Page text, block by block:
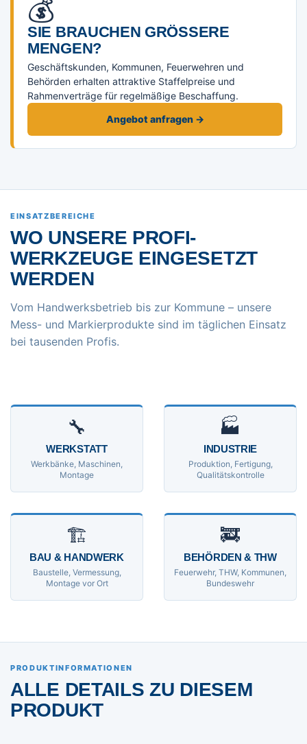
💰
SIE BRAUCHEN GRÖSSERE M
ENGEN?
Geschäftskunden, Kommunen, Feuerwehren und
Behörden erhalten attraktive Staffelpreise und
Rahmenverträge für regelmäßige Beschaffung.
Angebot anfragen →
EINSATZBEREICHE
WO UNSERE PROFI-
WERKZEUGE EINGESETZT
WERDEN
Vom Handwerksbetrieb bis zur Kommune – unsere
Mess- und Markierprodukte sind im täglichen Einsatz
bei tausenden Profis.
🔧
WERKSTATT
Werkbänke, Maschinen,
Montage
🏭
INDUSTRIE
Produktion, Fertigung,
Qualitätskontrolle
🏗
BAU & HANDWERK
Baustelle, Vermessung,
Montage vor Ort
🚒
BEHÖRDEN & THW
Feuerwehr, THW, Kommunen,
Bundeswehr
PRODUKTINFORMATIONEN
ALLE DETAILS ZU DIESEM
PRODUKT